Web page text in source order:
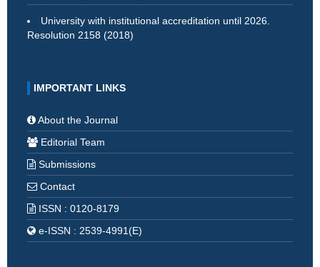
University with institutional accreditation until 2026.
Resolution 2158 (2018)
IMPORTANT LINKS
About the Journal
Editorial Team
Submissions
Contact
ISSN : 0120-8179
e-ISSN : 2539-4991(E)